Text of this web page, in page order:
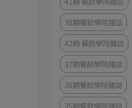
38期餐飲學院雜誌
42期 餐飲學院雜誌
37期餐飲學院雜誌
36期餐飲學院雜誌
35期餐飲學院雜誌